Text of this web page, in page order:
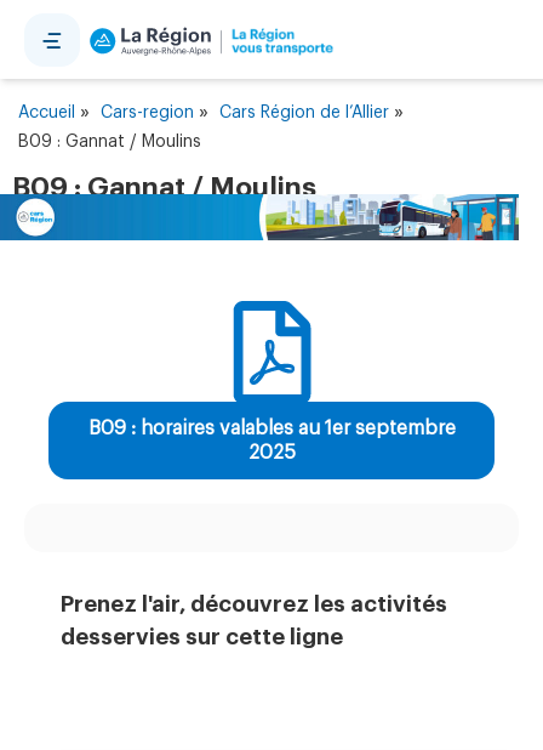
Accueil » Cars-region » Cars Région de l’Allier »
B09 : Gannat / Moulins
B09 : Gannat / Moulins
B09 : horaires valables au 1er septembre
2025
Prenez l'air, découvrez les activités
desservies sur cette ligne